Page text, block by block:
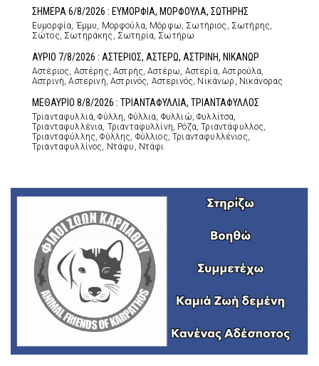
ΣΗΜΕΡΑ 6/8/2026 : ΕΥΜΟΡΦΙΑ, ΜΟΡΦΟΥΛΑ, ΣΩΤΗΡΗΣ
Ευμορφία, Έμμυ, Μορφούλα, Μόρφω, Σωτήριος, Σωτήρης,
Σώτος, Σωτηράκης, Σωτηρία, Σωτήρω
ΑΥΡΙΟ 7/8/2026 : ΑΣΤΕΡΙΟΣ, ΑΣΤΕΡΩ, ΑΣΤΡΙΝΗ, ΝΙΚΑΝΩΡ
Αστέριος, Αστέρης, Αστρής, Αστέρω, Αστερία, Αστρούλα,
Αστρινή, Αστερινή, Αστρινός, Αστερινός, Νικάνωρ, Νικάνορας
ΜΕΘΑΥΡΙΟ 8/8/2026 : ΤΡΙΑΝΤΑΦΥΛΛΙΑ, ΤΡΙΑΝΤΑΦΥΛΛΟΣ
Τριανταφυλλιά, Φύλλη, Φύλλια, Φυλλιώ, Φυλλίτσα,
Τριανταφυλλένια, Τριανταφυλλίνη, Ρόζα, Τριαντάφυλλος,
Τριανταφύλλης, Φύλλης, Φύλλιος, Τριανταφυλλένιος,
Τριανταφυλλίνος, Ντάφυ, Ντάφι